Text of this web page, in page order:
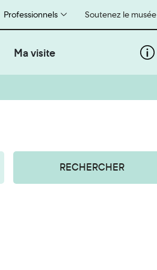
Soutenez le musée
Professionnels
Ma visite
RECHERCHER